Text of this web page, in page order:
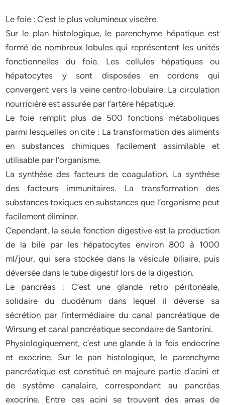
Le foie : C’est le plus volumineux viscère.
Sur le plan histologique, le parenchyme hépatique est
formé de nombreux lobules qui représentent les unités
fonctionnelles du foie. Les cellules hépatiques ou
hépatocytes y sont disposées en cordons qui
convergent vers la veine centro-lobulaire. La circulation
nourricière est assurée par l’artère hépatique.
Le foie remplit plus de 500 fonctions métaboliques
parmi lesquelles on cite : La transformation des aliments
en substances chimiques facilement assimilable et
utilisable par l’organisme.
La synthèse des facteurs de coagulation. La synthèse
des facteurs immunitaires. La transformation des
substances toxiques en substances que l’organisme peut
facilement éliminer.
Cependant, la seule fonction digestive est la production
de la bile par les hépatocytes environ 800 à 1000
ml/jour, qui sera stockée dans la vésicule biliaire, puis
déversée dans le tube digestif lors de la digestion.
Le pancréas : C’est une glande retro péritonéale,
solidaire du duodénum dans lequel il déverse sa
sécrétion par l’intermédiaire du canal pancréatique de
Wirsung et canal pancréatique secondaire de Santorini.
Physiologiquement, c’est une glande à la fois endocrine
et exocrine. Sur le pan histologique, le parenchyme
pancréatique est constitué en majeure partie d’acini et
de système canalaire, correspondant au pancréas
exocrine. Entre ces acini se trouvent des amas de